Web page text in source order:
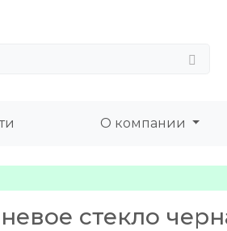
О компании
стекло